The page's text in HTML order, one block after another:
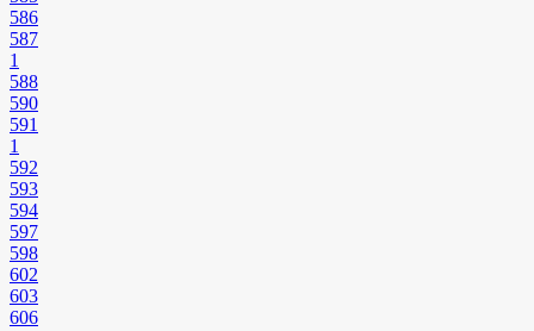
586
587
1
588
590
591
1
592
593
594
597
598
602
603
606